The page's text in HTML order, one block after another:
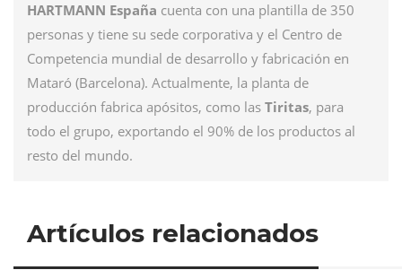
HARTMANN España cuenta con una plantilla de 350
personas y tiene su sede corporativa y el Centro de
Competencia mundial de desarrollo y fabricación en
Mataró (Barcelona). Actualmente, la planta de
producción fabrica apósitos, como las Tiritas, para
todo el grupo, exportando el 90% de los productos al
resto del mundo.
Artículos relacionados